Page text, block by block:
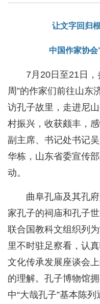
让文字回归
中国作家协
7月20日至21日
周”的作家们前往山东
访孔子故里，走进尼
村振兴，收获颇丰，
副主席、书记处书记
华栋，山东省委宣传
动。
曲阜孔庙及其孔
家孔子的祠庙和孔子
联合国教科文组织列
里不时驻足察看，认
文化传承发展座谈会
的理解。孔子博物馆
中“大哉孔子”基本陈列